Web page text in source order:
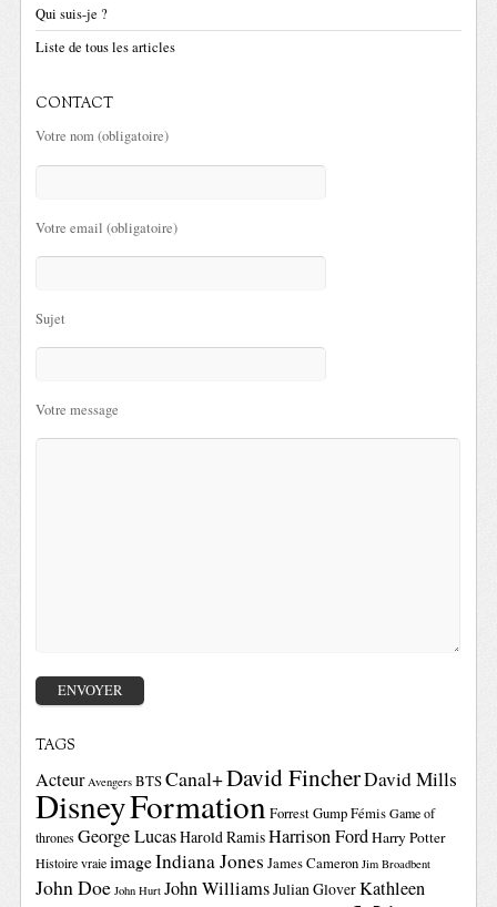
Qui suis-je ?
Liste de tous les articles
CONTACT
Votre nom (obligatoire)
Votre email (obligatoire)
Sujet
Votre message
TAGS
Acteur Avengers BTSCanal+David FincherDavid Mills
DisneyFormationForrest GumpFémis Game of
thrones George LucasHarold RamisHarrison FordHarry Potter
Histoire vraie imageIndiana Jones James Cameron Jim Broadbent
John Doe John Hurt John WilliamsJulian GloverKathleen